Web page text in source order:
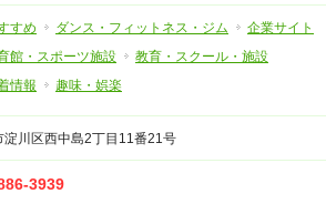
すめ ダンス・フィットネス・ジム
企業サイト
館・スポーツ施設
教育・スクール・施設
情報
趣味・娯楽
淀川区西中島2丁目11番21号
3939